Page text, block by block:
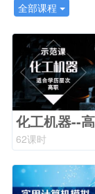
全部课程
化工机器--
62课时